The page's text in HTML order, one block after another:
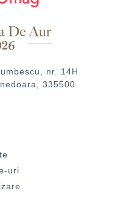
nr. 14H
335500
uri